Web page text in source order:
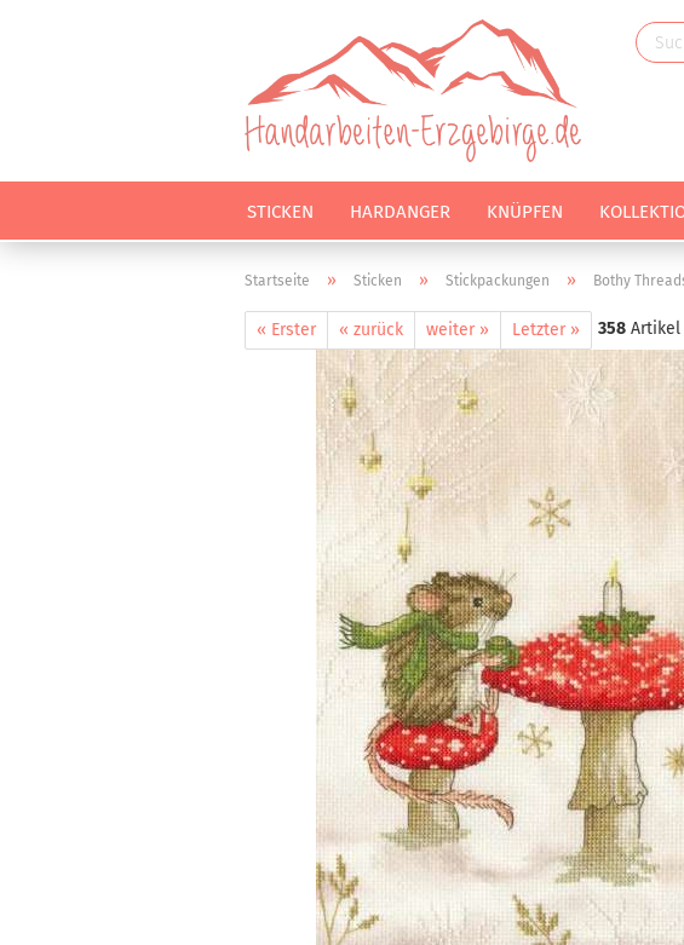
STICKEN HARDANGER KNÜPFEN
Startseite » Sticken » Stickpackungen » Bothy
« Erster « zurück weiter » Letzter » 358 Artikel